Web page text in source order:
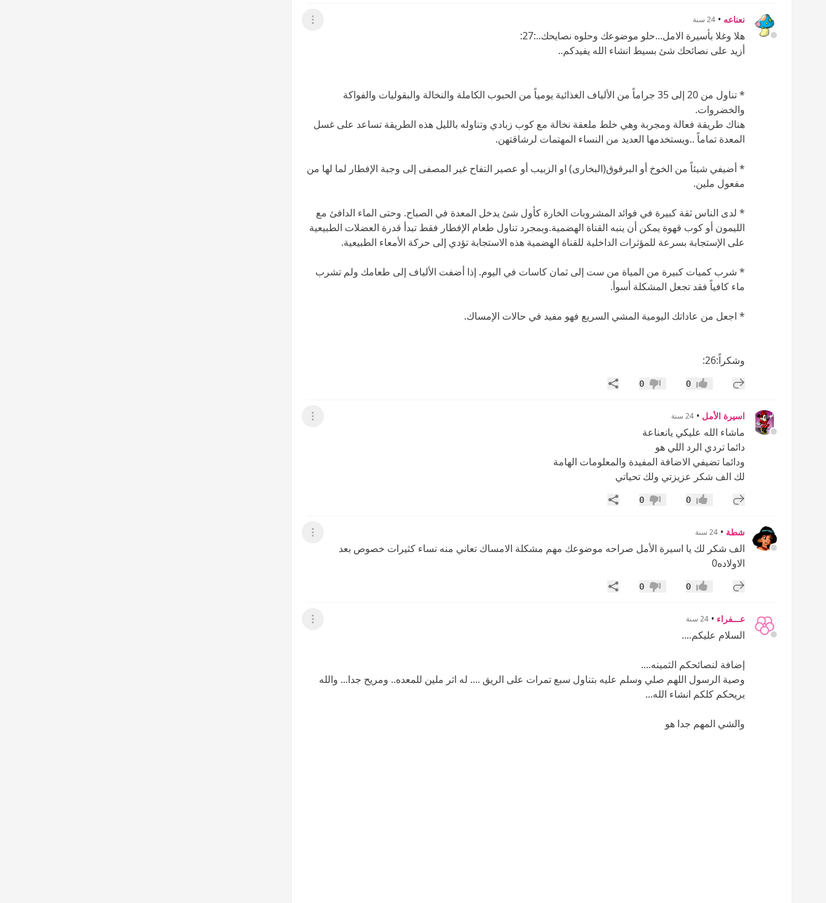
نعناعه • 24 سنة عرض القائمة
هلا وغلا بأسيرة الامل...حلو موضوعك وحلوه نصايحك..:27:
أزيد على نصائحك شئ بسيط انشاء الله يفيدكم..
* تناول من 20 إلى 35 جراماً من الألياف الغذائية يومياً من الحبوب الكاملة والنخالة والبقوليات والفواكة
والخضروات.
هناك طريقة فعالة ومجربة وهي خلط ملعقة نخالة مع كوب زبادي وتناوله بالليل هذه الطريقة تساعد على غسل
المعدة تماماً ..ويستخدمها العديد من النساء المهتمات لرشاقتهن.
* أضيفي شيئاً من الخوخ أو البرقوق(البخارى) او الزبيب أو عصير التفاح غير المصفى إلى وجبة الإفطار لما لها من
مفعول ملين.
* لدى الناس ثقة كبيرة في فوائد المشروبات الخارة كأول شئ يدخل المعدة في الصباح. وحتى الماء الدافئ مع
الليمون أو كوب قهوة يمكن أن ينبه القناة الهضمية.وبمجرد تناول طعام الإفطار فقط تبدأ قدرة العضلات الطبيعية
على الإستجابة بسرعة للمؤثرات الداخلية للقناة الهضمية هذه الاستجابة تؤدي إلى حركة الأمعاء الطبيعية.
* شرب كميات كبيرة من المياة من ست إلى ثمان كاسات في اليوم. إذا أضفت الألياف إلى طعامك ولم تشرب
ماء كافياً فقد تجعل المشكلة أسوأ.
* اجعل من عاداتك اليومية المشي السريع فهو مفيد في حالات الإمساك.
وشكراً:26:
إضافة رد جديد
إعجاب0 عدم إعجاب
0 مشاركة
اسيرة الأمل • 24 سنة عرض القائمة
ماشاء الله عليكي يانعناعة
دائما تردي الرد اللي هو
ودائما تضيفي الاضافة المفيدة والمعلومات الهامة
لك الف شكر عزيزتي ولك تحياتي
إضافة رد جديد
إعجاب0 عدم إعجاب
0 مشاركة
شطة • 24 سنة عرض القائمة
الف شكر لك يا اسيرة الأمل صراحه موضوعك مهم مشكلة الامساك تعاني منه نساء كثيرات خصوص بعد
الاولاده0
إضافة رد جديد
إعجاب0 عدم إعجاب
0 مشاركة
عـــفراء • 24 سنة عرض القائمة
السلام عليكم....
إضافة لنصائحكم الثمينه....
وصية الرسول اللهم صلي وسلم عليه بتناول سبع تمرات على الريق .... له اثر ملين للمعده.. ومريح جدا... والله
يريحكم كلكم انشاء الله...
والشي المهم جدا هو